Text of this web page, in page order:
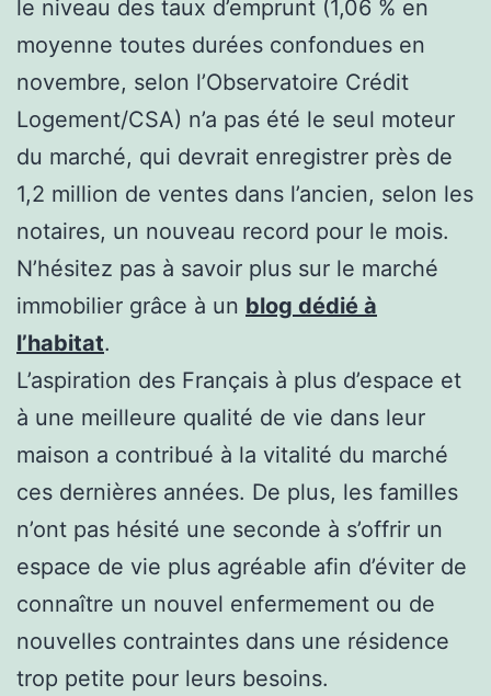
le niveau des taux d’emprunt (1,06 % en
moyenne toutes durées confondues en
novembre, selon l’Observatoire Crédit
Logement/CSA) n’a pas été le seul moteur
du marché, qui devrait enregistrer près de
1,2 million de ventes dans l’ancien, selon les
notaires, un nouveau record pour le mois.
N’hésitez pas à savoir plus sur le marché
immobilier grâce à un blog dédié à
l’habitat.
L’aspiration des Français à plus d’espace et
à une meilleure qualité de vie dans leur
maison a contribué à la vitalité du marché
ces dernières années. De plus, les familles
n’ont pas hésité une seconde à s’offrir un
espace de vie plus agréable afin d’éviter de
connaître un nouvel enfermement ou de
nouvelles contraintes dans une résidence
trop petite pour leurs besoins.